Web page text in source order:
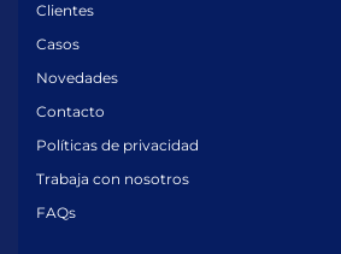
Clientes
Casos
Novedades
Contacto
Políticas de privacidad
Trabaja con nosotros
FAQs